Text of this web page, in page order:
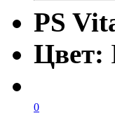
PS
Цвет:
0